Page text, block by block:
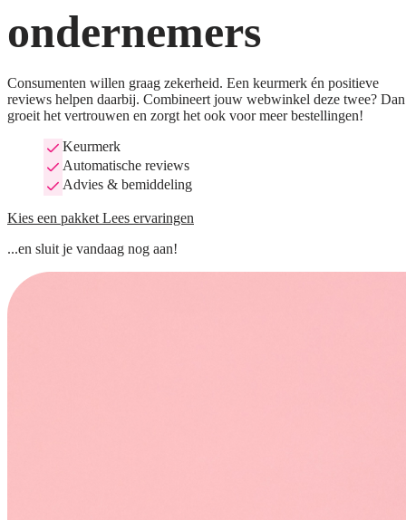
ondernemers
Consumenten willen graag zekerheid. Een keurmerk én positieve
reviews helpen daarbij. Combineert jouw webwinkel deze twee? Dan
groeit het vertrouwen en zorgt het ook voor meer bestellingen!
Keurmerk
Automatische reviews
Advies & bemiddeling
Kies een pakket Lees ervaringen
...en sluit je vandaag nog aan!